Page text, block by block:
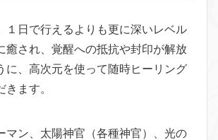
１日で行えるよりも更に深いレベル
癒され、覚醒への抵抗や封印が解放
に、高次元を使って随時ヒーリング
きます。
マン、太陽神官（各種神官）、光の